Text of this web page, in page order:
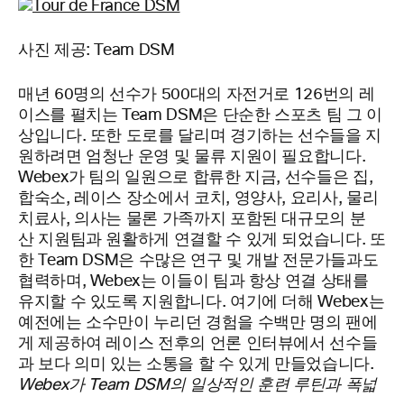
사진 제공: Team DSM
매년 60명의 선수가 500대의 자전거로 126번의 레
이스를 펼치는 Team DSM은 단순한 스포츠 팀 그 이
상입니다. 또한 도로를 달리며 경기하는 선수들을 지
원하려면 엄청난 운영 및 물류 지원이 필요합니다.
Webex가 팀의 일원으로 합류한 지금, 선수들은 집,
합숙소, 레이스 장소에서 코치, 영양사, 요리사, 물리
치료사, 의사는 물론 가족까지 포함된 대규모의 분
산 지원팀과 원활하게 연결할 수 있게 되었습니다. 또
한 Team DSM은 수많은 연구 및 개발 전문가들과도
협력하며, Webex는 이들이 팀과 항상 연결 상태를
유지할 수 있도록 지원합니다. 여기에 더해 Webex는
예전에는 소수만이 누리던 경험을 수백만 명의 팬에
게 제공하여 레이스 전후의 언론 인터뷰에서 선수들
과 보다 의미 있는 소통을 할 수 있게 만들었습니다.
Webex가 Team DSM의 일상적인 훈련 루틴과 폭넓